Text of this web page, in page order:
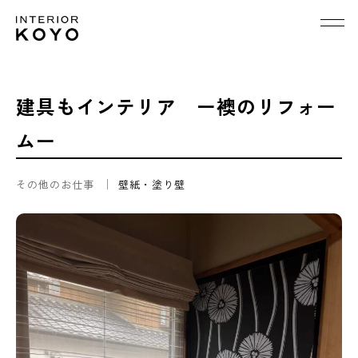
建具もインテリア ー襖のリフォー
ムー
その他のお仕事 壁紙・塗り壁